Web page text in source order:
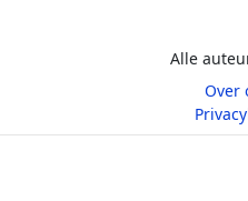
Alle
Over